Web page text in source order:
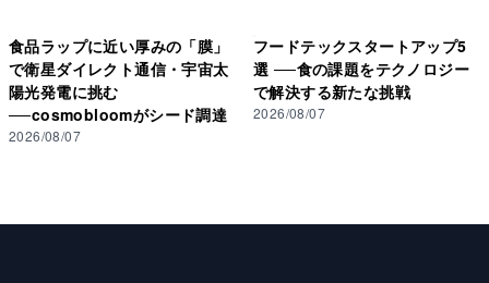
食品ラップに近い厚みの「膜」
で衛星ダイレクト通信・宇宙太
陽光発電に挑む
──cosmobloomがシード調達
2026/08/07
フードテックスタートアップ5
選 ──食の課題をテクノロジー
で解決する新たな挑戦
2026/08/07